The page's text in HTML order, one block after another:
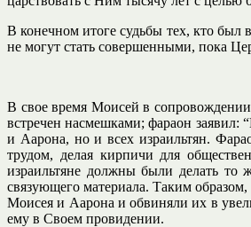
В конечном итоге судьбы тех, кто был
не могут стать совершенными, пока
В свое время Моисей в сопровождении
встречен насмешками; фараон заявил:
и Аарона, но и всех израильтян.
трудом, делая кирпичи для
израильтяне должны были делать то
связующего материала. Таким
Моисея и Аарона и обвиняли их в
ему в Своем провидении.